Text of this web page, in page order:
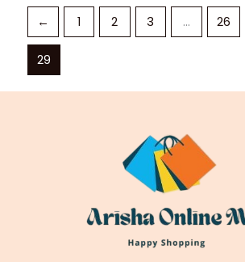
← 1 2 3 … 26
29